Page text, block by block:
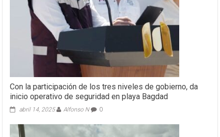
Con la participación de los tres niveles de gobierno, da
inicio operativo de seguridad en playa Bagdad
abril 14, 2025 Alfonso N 0